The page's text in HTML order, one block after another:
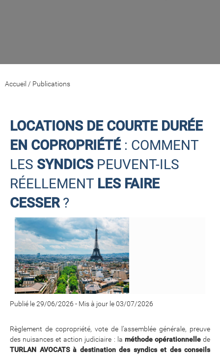
Accueil / Publications
LOCATIONS DE COURTE DURÉE
EN COPROPRIÉTÉ: COMMENT
LES SYNDICS PEUVENT-ILS
RÉELLEMENT LES FAIRE
CESSER?
Publié le 29/06/2026 - Mis à jour le 03/07/2026
Règlement de copropriété, vote de l’assemblée générale, preuve
des nuisances et action judiciaire : la méthode opérationnellede
TURLAN AVOCATS à destination des syndics et des conseils